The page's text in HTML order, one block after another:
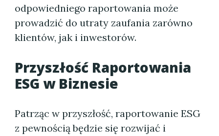
odpowiedniego raportowania może
prowadzić do utraty zaufania zarówno
klientów, jak i inwestorów.
Przyszłość Raportowania
ESG w Biznesie
Patrząc w przyszłość, raportowanie ESG
z pewnością będzie się rozwijać i